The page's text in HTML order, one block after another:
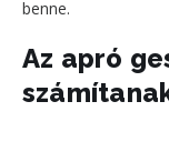
benne.
Az apró